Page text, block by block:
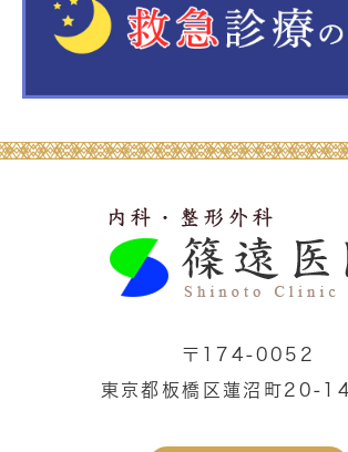
〒174-0052
東京都板橋区蓮沼町20-